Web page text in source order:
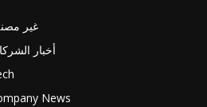
غير
أخبار
News